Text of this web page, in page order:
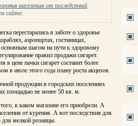
населения от последствий
сайте.
перестарались в заботе о здоровье
аэропортах, гостиницах,
основным шагом на пути к здоровому
правил продажи сигарет.
цене пачки сигарет составит более
в июле этого года плану роста акцизов.
продукции в городских поселениях
площадью не менее 50 кв. м.
в каком магазине его приобрели. А
от курения. А вот последствия для
для мелкой розницы.